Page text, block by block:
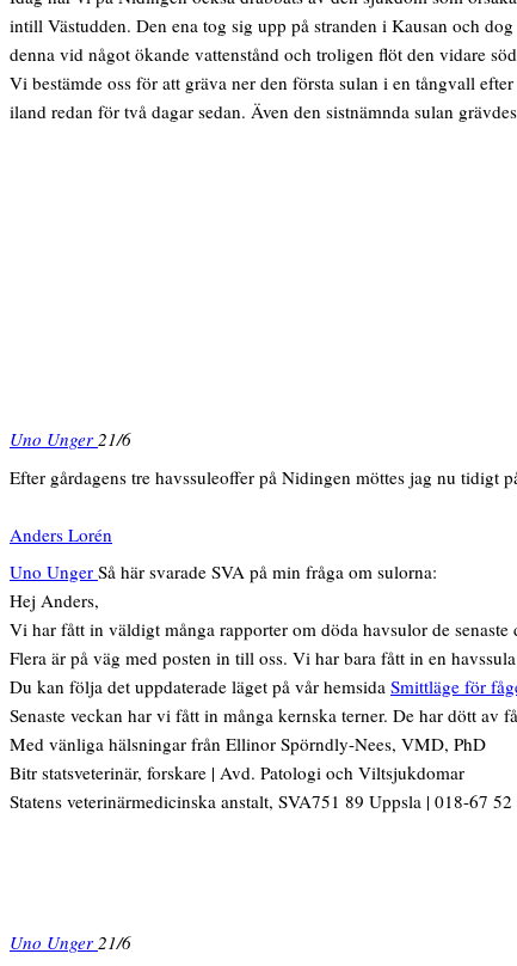
intill Västudden. Den ena tog sig upp på stranden i Kausan och
denna vid något ökande vattenstånd och troligen flöt den vidare
Vi bestämde oss för att gräva ner den första sulan i en tångvall
iland redan för två dagar sedan. Även den sistnämnda sulan
Uno Unger21/6
Efter gårdagens tre havssuleoffer på Nidingen möttes jag nu tidigt
Anders Lorén
Uno Unger Så här svarade SVA på min fråga om sulorna:
Hej Anders,
Vi har fått in väldigt många rapporter om döda havsulor de senaste
Flera är på väg med posten in till oss. Vi har bara fått in en
Du kan följa det uppdaterade läget på vår hemsida Smittläge för
Senaste veckan har vi fått in många kernska terner. De har dött av
Med vänliga hälsningar från Ellinor Spörndly-Nees, VMD, PhD
Bitr statsveterinär, forskare | Avd. Patologi och Viltsjukdomar
Statens veterinärmedicinska anstalt, SVA751 89 Uppsla | 018-67 52
Uno Unger 21/6